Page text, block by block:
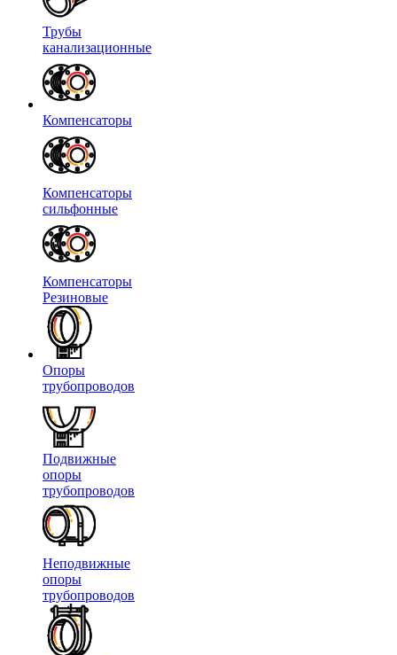
Трубы
канализационные
Компенсаторы
Компенсаторы
сильфонные
Компенсаторы
Резиновые
Опоры
трубопроводов
Подвижные
опоры
трубопроводов
Неподвижные
опоры
трубопроводов